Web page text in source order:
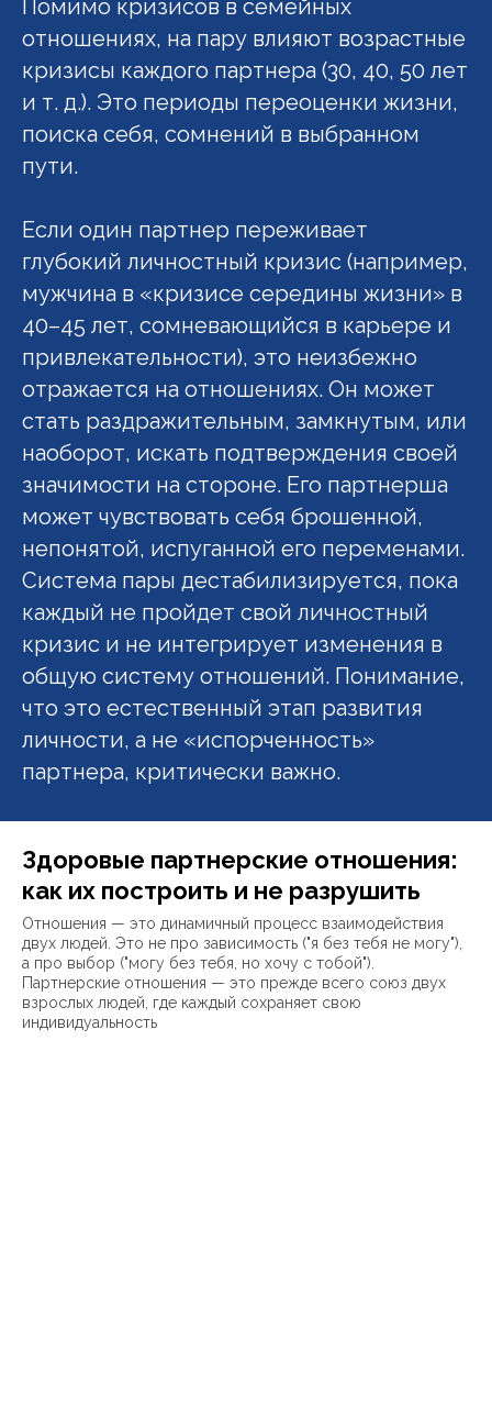
Помимо кризисов в семейных
отношениях, на пару влияют возрастные
кризисы каждого партнера (30, 40, 50 лет
и т. д.). Это периоды переоценки жизни,
поиска себя, сомнений в выбранном
пути.
Если один партнер переживает
глубокий личностный кризис (например,
мужчина в «кризисе середины жизни» в
40–45 лет, сомневающийся в карьере и
привлекательности), это неизбежно
отражается на отношениях. Он может
стать раздражительным, замкнутым, или
наоборот, искать подтверждения своей
значимости на стороне. Его партнерша
может чувствовать себя брошенной,
непонятой, испуганной его переменами.
Система пары дестабилизируется, пока
каждый не пройдет свой личностный
кризис и не интегрирует изменения в
общую систему отношений. Понимание,
что это естественный этап развития
личности, а не «испорченность»
партнера, критически важно.
Здоровые партнерские отношения:
как их построить и не разрушить
Отношения — это динамичный процесс взаимодействия
двух людей. Это не про зависимость ("я без тебя не могу"),
а про выбор ("могу без тебя, но хочу с тобой").
Партнерские отношения — это прежде всего союз двух
взрослых людей, где каждый сохраняет свою
индивидуальность